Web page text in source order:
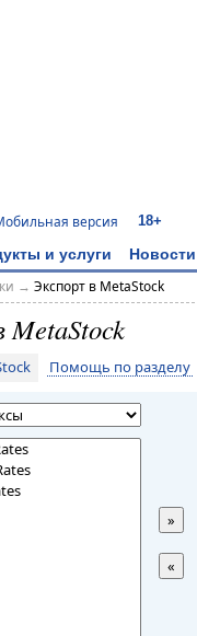
версия 18+
и услуги Новости
→ Экспорт в MetaStock
Помощь по разделу
»
«